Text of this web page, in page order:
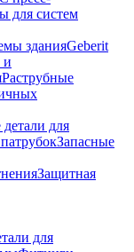
для систем
зданияGeberit
и
Раструбные
для
Запасные
Защитная
для